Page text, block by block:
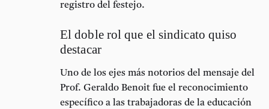
registro del festejo.
El doble rol que el sindicato quiso
destacar
Uno de los ejes más notorios del mensaje del
Prof. Geraldo Benoit fue el reconocimiento
específico a las trabajadoras de la educación